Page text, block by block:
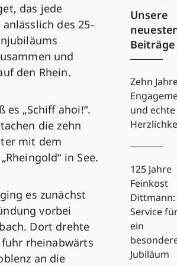
das jede
des 25-
und
den Rhein.
es „Schiff ahoi!“.
die zehn
mit dem
in See.
es zunächst
vorbei
Dort drehte
rheinabwärts
an die
Unsere
Beiträge
Zehn
und echte
125 Jahre
Feinkost
Dittmann:
Service
ein
Jubiläum